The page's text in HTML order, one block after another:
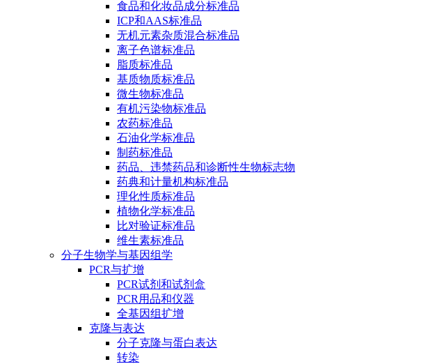
食品和化妆品成分标准品
ICP和AAS标准品
无机元素杂质混合标准品
离子色谱标准品
脂质标准品
基质物质标准品
微生物标准品
有机污染物标准品
农药标准品
石油化学标准品
制药标准品
药品、违禁药品和诊断性生物标志物
药典和计量机构标准品
理化性质标准品
植物化学标准品
比对验证标准品
维生素标准品
分子生物学与基因组学
PCR与扩增
PCR试剂和试剂盒
PCR用品和仪器
全基因组扩增
克隆与表达
分子克隆与蛋白表达
转染